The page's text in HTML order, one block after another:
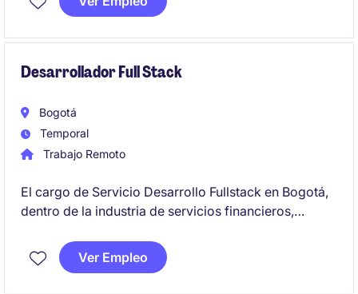
asegurar la precisión y el cumplimiento de los
clientes.
Desarrollador Full Stack
Bogotá
Temporal
Trabajo Remoto
El cargo de Servicio Desarrollo Fullstack en Bogotá,
dentro de la industria de servicios financieros,
fullstack para contribuir al diseño, implementación y
mantenimiento de soluciones tecnológicas
Ver Empleo